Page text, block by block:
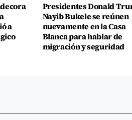
a
Presidentes Donald
Nayib Bukele se reúnen
nuevamente en la Casa
Blanca para hablar de
migración y seguridad